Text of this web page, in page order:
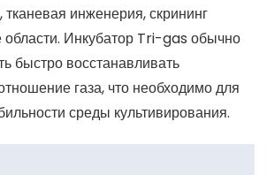
тканевая инженерия, скрининг
области. Инкубатор Tri-gas обычно
быстро восстанавливать
газа, что необходимо для
среды культивирования.